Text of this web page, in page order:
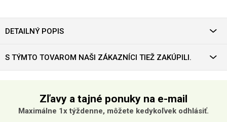
DETAILNÝ POPIS
S TÝMTO TOVAROM NAŠI ZÁKAZNÍCI TIEŽ ZAKÚPILI.
Zľavy a tajné ponuky na e-mail
Maximálne 1x týždenne, môžete kedykoľvek odhlásiť.